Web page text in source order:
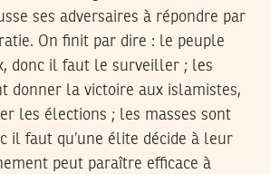
ses adversaires à répondre par
On finit par dire : le peuple
donc il faut le surveiller ; les
donner la victoire aux islamistes,
les élections ; les masses sont
il faut qu’une élite décide à leur
peut paraître efficace à